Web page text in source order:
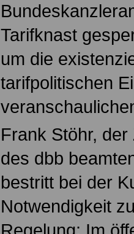
Tarifknast
um die
tarifpolitischen
Frank Stöhr,
des dbb
bestritt bei der
Notwendigkeit